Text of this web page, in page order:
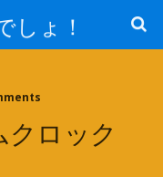
しょ！
クロック